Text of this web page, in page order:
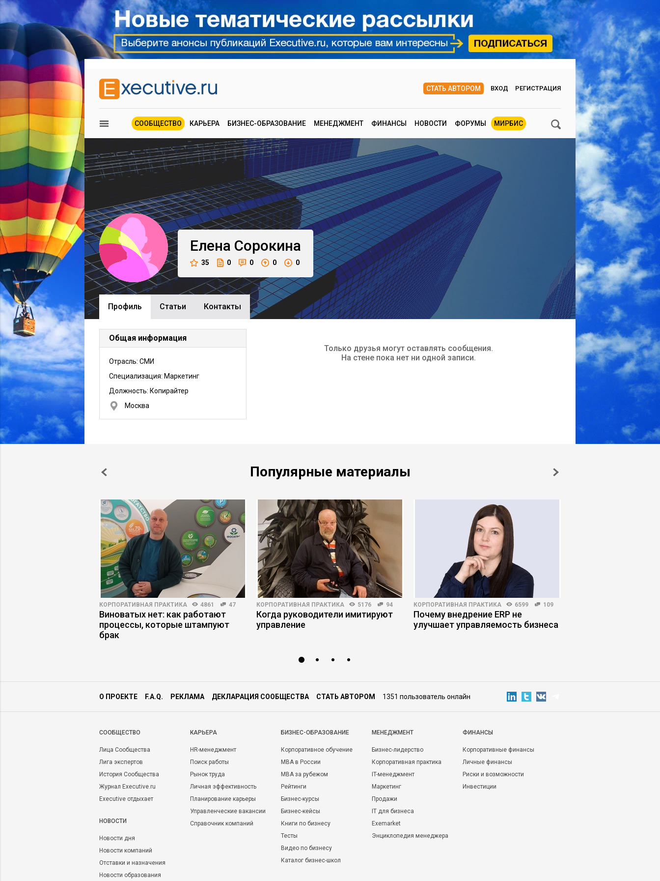
СТАТЬ АВТОРОМ ВХОД РЕГИСТРАЦИЯ
СООБЩЕСТВО КАРЬЕРА БИЗНЕС-ОБРАЗОВАНИЕ МЕНЕДЖМЕНТ ФИНАНСЫ НОВОСТИ ФОРУМЫ МИРБИС
Елена Сорокина
35 0 0 0 0
Профиль Cтатьи Контакты
Общая информация
Отрасль: СМИ
Специализация: Маркетинг
Должность: Копирайтер
Москва
Только друзья могут оставлять сообщения.
На стене пока нет ни одной записи.
Популярные материалы
КОРПОРАТИВНАЯ ПРАКТИКА 4861 47
Виноватых нет: как работают
процессы, которые штампуют
брак
КОРПОРАТИВНАЯ ПРАКТИКА 5176 94
Когда руководители имитируют
управление
КОРПОРАТИВНАЯ ПРАКТИКА 6599 109
Почему внедрение ERP не
улучшает управляемость бизнеса
О ПРОЕКТЕ F.A.Q. РЕКЛАМА ДЕКЛАРАЦИЯ СООБЩЕСТВА СТАТЬ АВТОРОМ 1351 пользователь онлайн
CООБЩЕСТВО
Лица Сообщества
Лига экспертов
История Сообщества
Журнал Executive.ru
Executive отдыхает
НОВОСТИ
Новости дня
Новости компаний
Отставки и назначения
Новости образования
КАРЬЕРА
HR-менеджмент
Поиск работы
Рынок труда
Личная эффективность
Планирование карьеры
Управленческие вакансии
Справочник компаний
БИЗНЕС-ОБРАЗОВАНИЕ
Корпоративное обучение
MBA в России
MBA за рубежом
Рейтинги
Бизнес-курсы
Бизнес-кейсы
Книги по бизнесу
Тесты
Видео по бизнесу
Каталог бизнес-школ
МЕНЕДЖМЕНТ
Бизнес-лидерство
Корпоративная практика
IT-менеджмент
Маркетинг
Продажи
IT для бизнеса
Exemarket
Энциклопедия менеджера
ФИНАНСЫ
Корпоративные финансы
Личные финансы
Риски и возможности
Инвестиции